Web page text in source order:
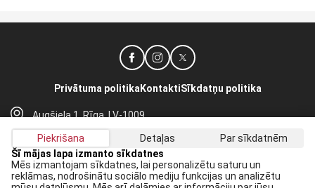
Augšiela 1, Rīga, LV-1009
lhf@lhf.lv
+371 67565614
Privātuma politika KontaktiSīkdatņu politika
Saņem jaunākās ziņas savā E-pastā:
Piekrišana Detaļas
Par sīkdatnēm
Šī mājas lapa izmanto sīkdatnes
Mēs izmantojam sīkdatnes, lai personalizētu saturu un
reklāmas, nodrošinātu sociālo mediju funkcijas un analizētu